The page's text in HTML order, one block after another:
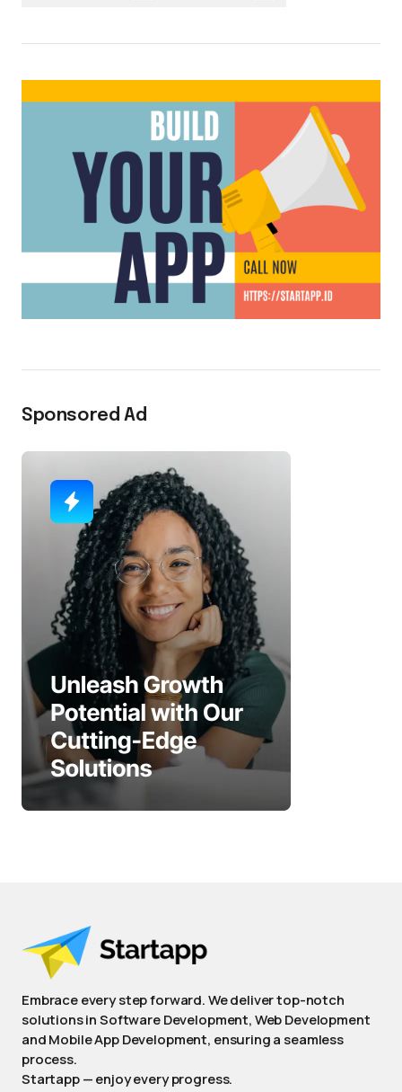
Sponsored Ad
Embrace every step forward. We deliver top-notch
solutions in Software Development, Web Development
and Mobile App Development, ensuring a seamless
process.
Startapp — enjoy every progress.